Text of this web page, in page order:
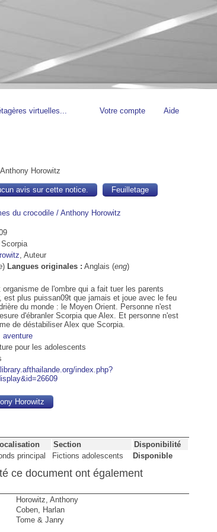
virtuelles...
Votre compte Aide
Horowitz
avis sur cette notice. Feuilletage
du crocodile / Anthony Horowitz
, Auteur
) Langues originales : Anglais (eng)
de l'ombre qui a fait tuer les parents
est plus puissan09t que jamais et joue avec le feu
du monde : le Moyen Orient. Personne n'est
d'ébranler Scorpia que Alex. Et personne n'est
de déstabiliser Alex que Scorpia.
aventure
pour les adolescents
index.php?
Horowitz
Section
Disponibilité
principal Fictions adolescents Disponible
ce document ont également
Horowitz, Anthony
Coben, Harlan
Tome & Janry